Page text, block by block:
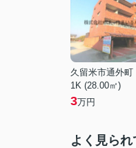
久留米市通外町
1K (28.00㎡)
3万円
よく見ら